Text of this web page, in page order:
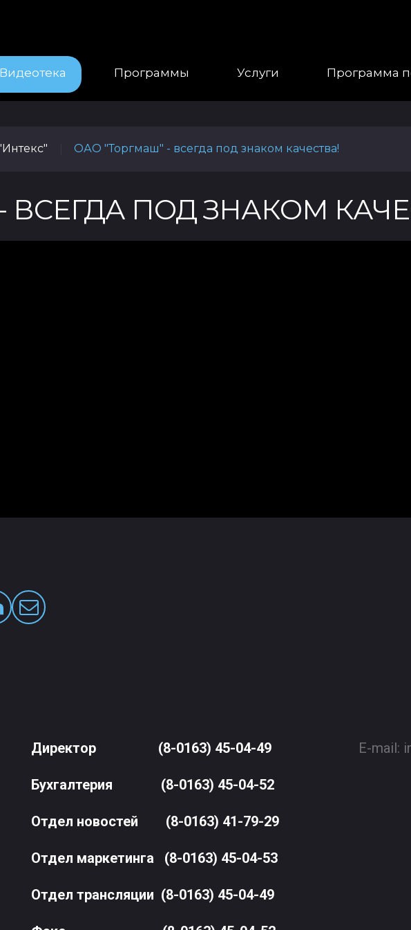
Видеотека Программы Услуги Программа
ОАО "Торгмаш" - всегда под знаком качества!
ПОД ЗНАКОМ
Директор (8-0163) 45-04-49
Бухгалтерия (8-0163) 45-04-52
Отдел новостей (8-0163) 41-79-29
Отдел маркетинга (8-0163) 45-04-53
Отдел трансляции (8-0163) 45-04-49
E-mail: